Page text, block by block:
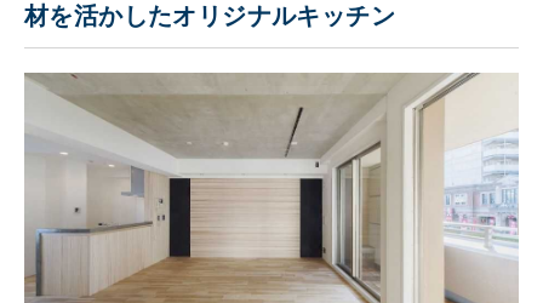
材を活かしたオリジナルキッチン